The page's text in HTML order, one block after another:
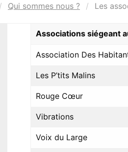
Qui sommes nous ? Les
Associations siégeant
Association Des
Les P’tits Malins
Rouge Cœur
Vibrations
Voix du Large